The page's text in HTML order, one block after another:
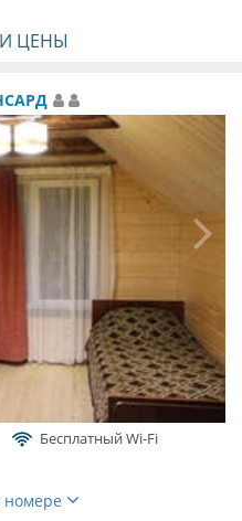
ЦЕНЫ
Бесплатный Wi-Fi
номере